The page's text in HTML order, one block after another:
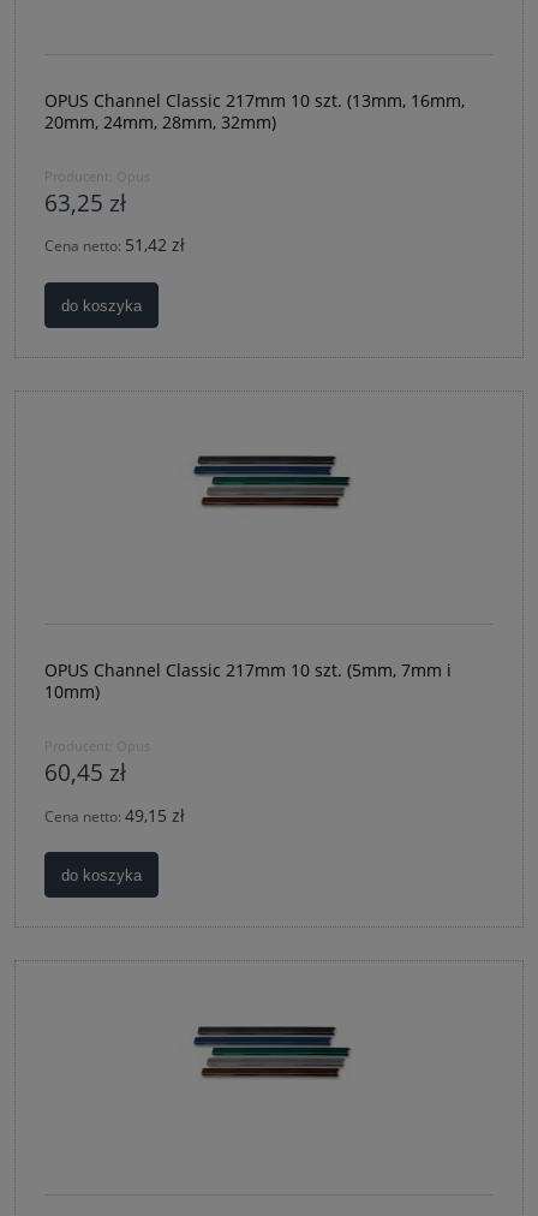
OPUS Channel Classic 217mm 10 szt. (13mm, 16mm,
20mm, 24mm, 28mm, 32mm)
Producent: Opus
63,25 zł
Cena netto: 51,42 zł
do koszyka
OPUS Channel Classic 217mm 10 szt. (5mm, 7mm i
10mm)
Producent: Opus
60,45 zł
Cena netto: 49,15 zł
do koszyka